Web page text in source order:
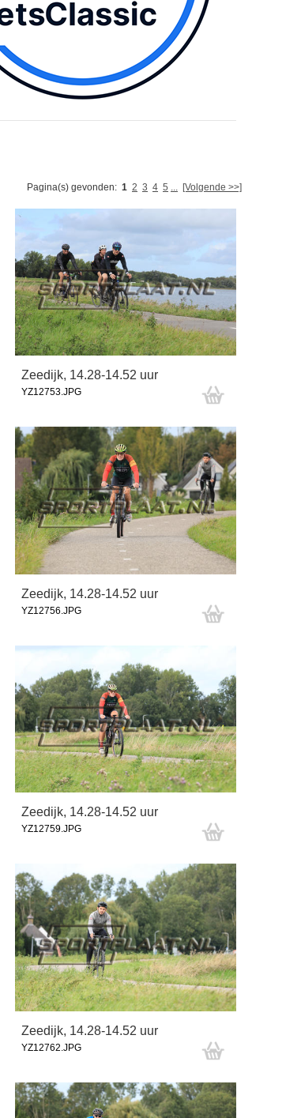
Pagina(s) gevonden: 1 2 3 4 5 ... [Volgende >>]
Zeedijk, 14.28-14.52 uur
YZ12753.JPG
Zeedijk, 14.28-14.52 uur
YZ12756.JPG
Zeedijk, 14.28-14.52 uur
YZ12759.JPG
Zeedijk, 14.28-14.52 uur
YZ12762.JPG